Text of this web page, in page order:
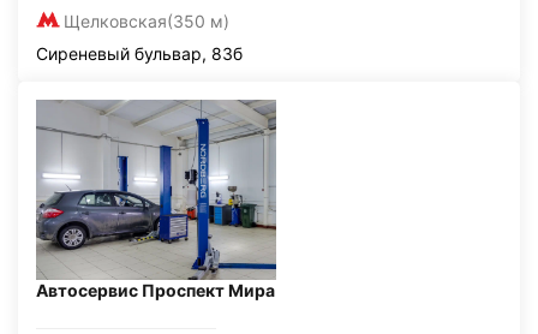
Щелковская(350 м)
Сиреневый бульвар, 83б
Автосервис Проспект Мира